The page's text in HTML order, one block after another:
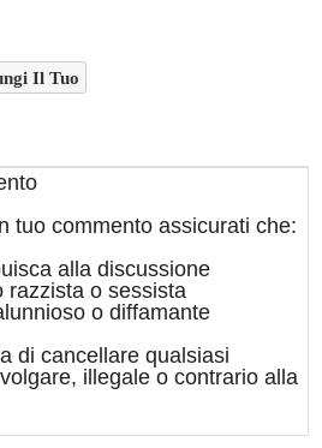
Il Tuo
tuo commento assicurati che:
alla discussione
razzista o sessista
o diffamante
di cancellare qualsiasi
illegale o contrario alla